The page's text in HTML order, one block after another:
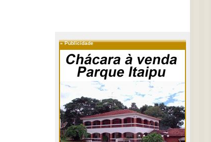
»Publicidade